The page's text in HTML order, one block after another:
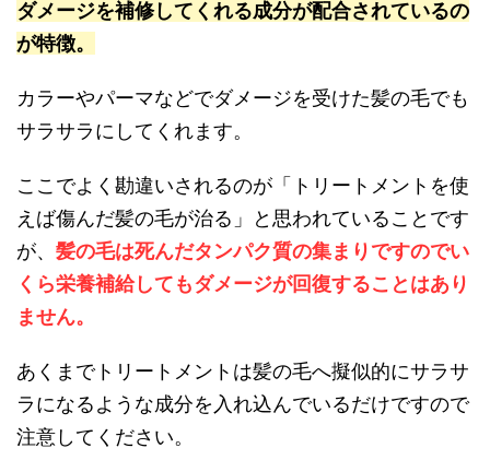
ダメージを補修してくれる成分が配合されているの
が特徴。
カラーやパーマなどでダメージを受けた髪の毛でも
サラサラにしてくれます。
ここでよく勘違いされるのが 「トリートメントを使
えば傷んだ髪の毛が治る」
と思われていることです
が、 髪の毛は死んだタンパク質の集まりですのでい
くら栄養補給してもダメージが回復することはあり
ません。
あくまでトリートメントは髪の毛へ擬似的にサラサ
ラになるような成分を入れ込んでいるだけですので
注意してください。